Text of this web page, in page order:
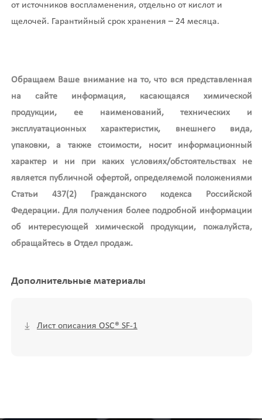
от источников воспламенения, отдельно от кислот и
щелочей. Гарантийный срок хранения – 24 месяца.
Обращаем Ваше внимание на то, что вся представленная
на сайте информация, касающаяся химической
продукции, ее наименований, технических и
эксплуатационных характеристик, внешнего вида,
упаковки, а также стоимости, носит информационный
характер и ни при каких условиях/обстоятельствах не
является публичной офертой, определяемой положениями
Статьи 437(2) Гражданского кодекса Российской
Федерации. Для получения более подробной информации
об интересующей химической продукции, пожалуйста,
обращайтесь в Отдел продаж.
Дополнительные материалы
Лист описания OSC® SF-1